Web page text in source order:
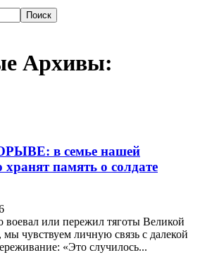
Архивы:
в семье нашей
память о солдате
воевал или пережил тяготы Великой
чувствуем личную связь с далекой
«Это случилось...